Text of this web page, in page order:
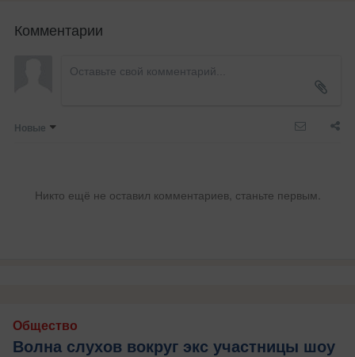
Комментарии
Новые
Никто ещё не оставил комментариев, станьте первым.
Общество
Волна слухов вокруг экс участницы шоу